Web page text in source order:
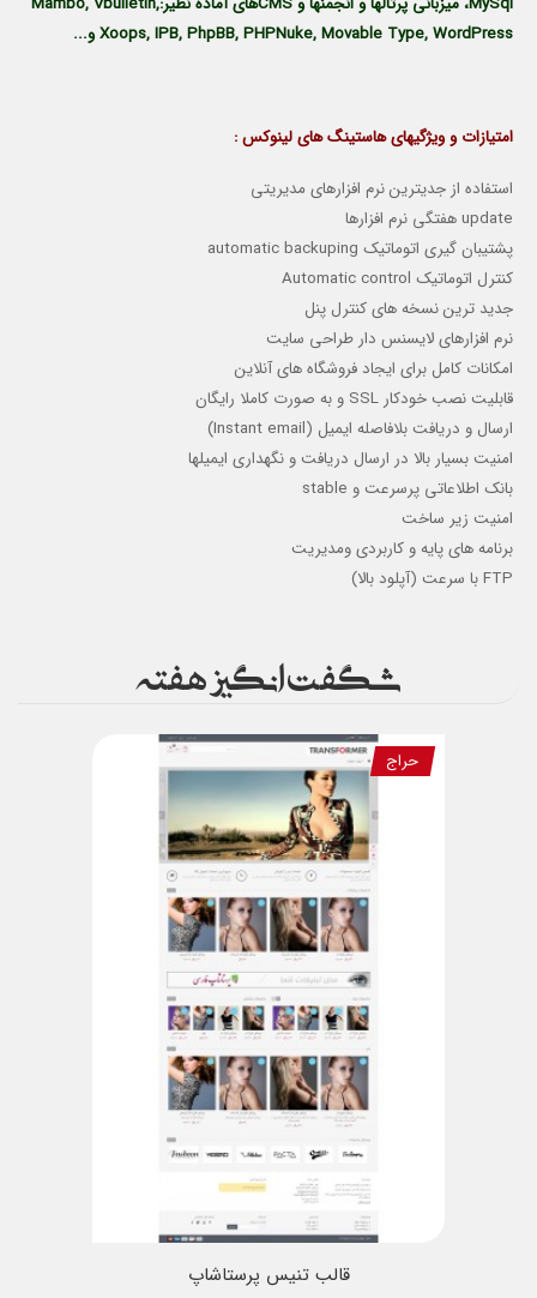
Xoops, IPB, PhpBB, PHPNuke, Movable Type, WordPress و...
امتیازات و ویژگیهای هاستینگ های لینوکس :
استفاده از جدیترین نرم افزارهای مدیریتی
update هفتگی نرم افزارها
پشتیبان گیری اتوماتیک automatic backuping
کنترل اتوماتیک Automatic control
جدید ترین نسخه های کنترل پنل
نرم افزارهای لایسنس دار طراحی سایت
امکانات کامل برای ایجاد فروشگاه های آنلاین
قابلیت نصب خودکار SSL و به صورت کاملا رایگان
ارسال و دریافت بلافاصله ایمیل (Instant email)
امنیت بسیار بالا در ارسال دریافت و نگهداری ایمیلها
بانک اطلاعاتی پرسرعت و stable
امنیت زیر ساخت
برنامه های پایه و کاربردی ومدیریت
FTP با سرعت (آپلود بالا)
شگفت انگیز هفته
حراج
قالب تنیس پرستاشاپ